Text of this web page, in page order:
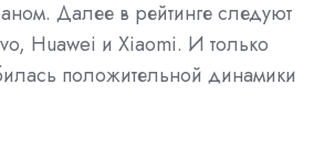
Далее в рейтинге следуют
Huawei и Xiaomi. И только
положительной динамики